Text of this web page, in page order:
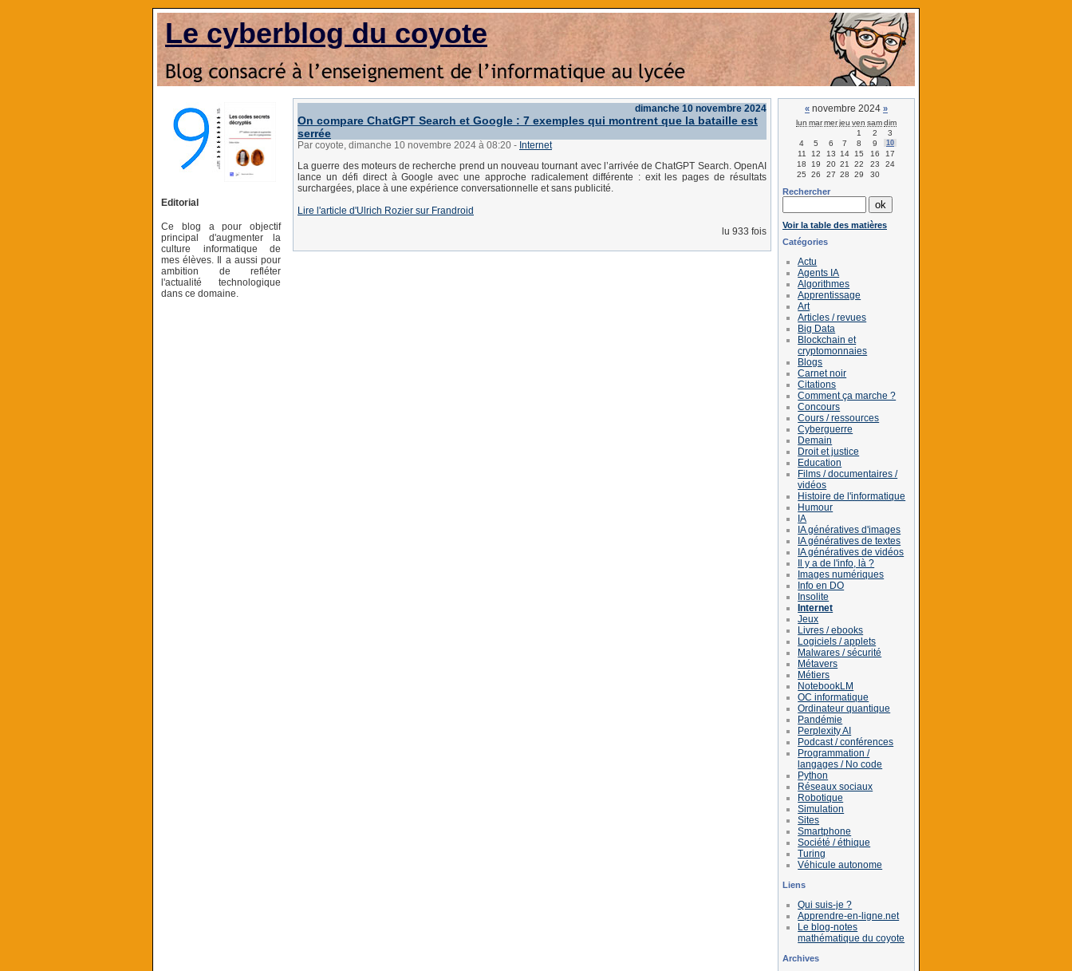
Le cyberblog du coyote
Editorial
Ce blog a pour objectif
principal d'augmenter la
culture informatique de
mes élèves. Il a aussi pour
ambition de refléter
l'actualité technologique
dans ce domaine.
dimanche 10 novembre 2024
On compare ChatGPT Search et Google : 7 exemples qui montrent que la bataille est
serrée
Par coyote, dimanche 10 novembre 2024 à 08:20 - Internet
La guerre des moteurs de recherche prend un nouveau tournant avec l’arrivée de ChatGPT Search. OpenAI
lance un défi direct à Google avec une approche radicalement différente : exit les pages de résultats
surchargées, place à une expérience conversationnelle et sans publicité.
Lire l'article d'Ulrich Rozier sur Frandroid
lu 933 fois
« novembre 2024 »
lun marmerjeu ven samdim
1
2
3
4
5 6 7 8 9 10
11 12 13 14 15 16
17
18
19 20 21 22 23
24
25
26 27 28 29 30
Rechercher
Voir la table des matières
Catégories
Actu
Agents IA
Algorithmes
Apprentissage
Art
Articles / revues
Big Data
Blockchain et
cryptomonnaies
Blogs
Carnet noir
Citations
Comment ça marche ?
Concours
Cours / ressources
Cyberguerre
Demain
Droit et justice
Education
Films / documentaires /
vidéos
Histoire de l'informatique
Humour
IA
IA génératives d'images
IA génératives de textes
IA génératives de vidéos
Il y a de l'info, là ?
Images numériques
Info en DO
Insolite
Internet
Jeux
Livres / ebooks
Logiciels / applets
Malwares / sécurité
Métavers
Métiers
NotebookLM
OC informatique
Ordinateur quantique
Pandémie
Perplexity AI
Podcast / conférences
Programmation /
langages / No code
Python
Réseaux sociaux
Robotique
Simulation
Sites
Smartphone
Société / éthique
Turing
Véhicule autonome
Liens
Qui suis-je ?
Apprendre-en-ligne.net
Le blog-notes
mathématique du coyote
Archives